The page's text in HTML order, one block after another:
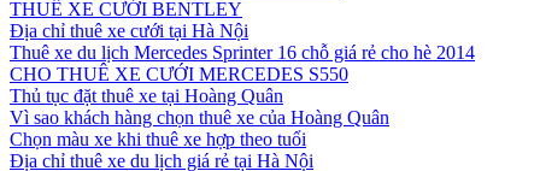
THUÊ XE CƯỚI BENTLEY
Địa chỉ thuê xe cưới tại Hà Nội
Thuê xe du lịch Mercedes Sprinter 16 chỗ giá rẻ cho hè 2014
CHO THUÊ XE CƯỚI MERCEDES S550
Thủ tục đặt thuê xe tại Hoàng Quân
Vì sao khách hàng chọn thuê xe của Hoàng Quân
Chọn màu xe khi thuê xe hợp theo tuổi
Địa chỉ thuê xe du lịch giá rẻ tại Hà Nội